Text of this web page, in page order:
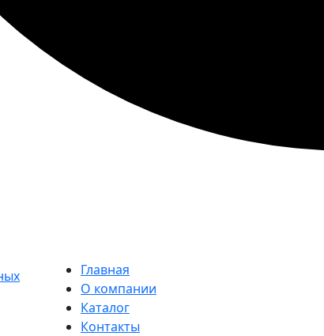
Главная
О компании
Каталог
Контакты